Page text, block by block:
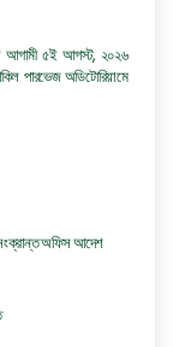
আগামী ৫ই আগস্ট, ২০২৬
পারভেজ অডিটোরিয়ামে
সংক্রান্ত অফিস আদেশ